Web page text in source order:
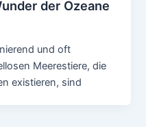
der Ozeane
und oft
Meerestiere, die
existieren, sind